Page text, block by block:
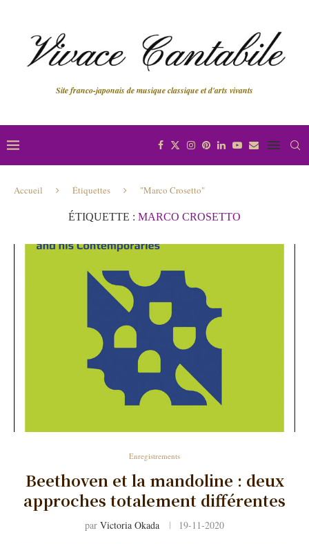
Site franco-japonais de musique classique et d'arts vivants
Accueil Étiquettes "Marco Crosetto"
ÉTIQUETTE : MARCO CROSETTO
Enregistrements
Beethoven et la mandoline : deux
approches totalement différentes
par Victoria Okada 19-11-2020